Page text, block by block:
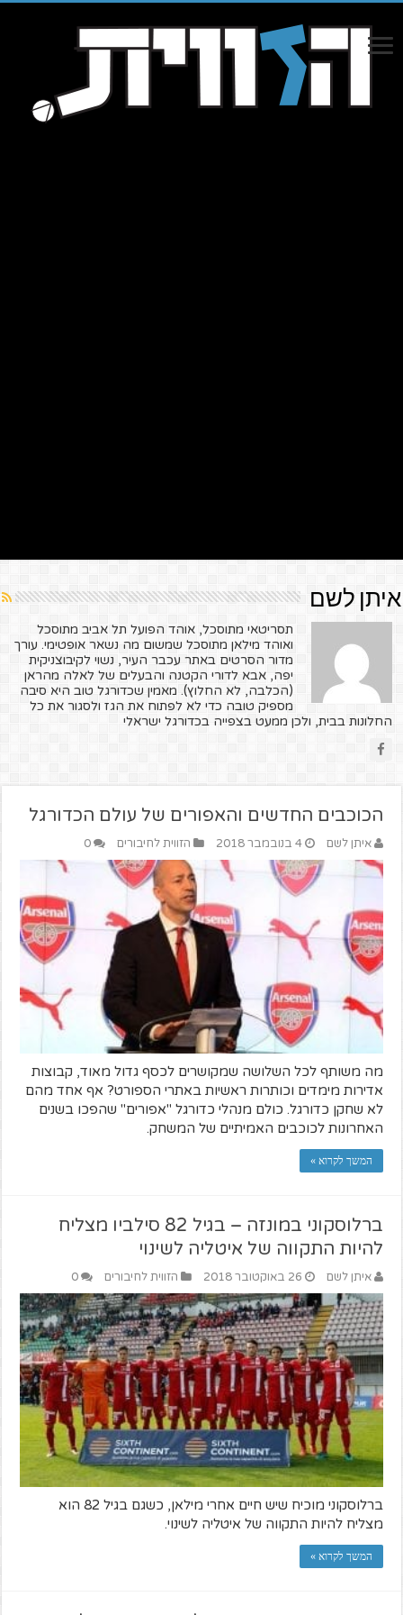
איתן לשם
תסריטאי מתוסכל, אוהד הפועל תל אביב מתוסכל
ואוהד מילאן מתוסכל שמשום מה נשאר אופטימי. עורך
מדור הסרטים באתר עכבר העיר, נשוי לקיבוצניקית
יפה, אבא לדורי הקטנה והבעלים של לאלה מהראן
(הכלבה, לא החלוץ). מאמין שכדורגל טוב היא סיבה
מספיק טובה כדי לא לפתוח את הגז ולסגור את כל
החלונות בבית, ולכן ממעט בצפייה בכדורגל ישראלי
הכוכבים החדשים והאפורים של עולם הכדורגל
איתן לשם 4 בנובמבר 2018 הזווית לחיבורים 0
מה משותף לכל השלושה שמקושרים לכסף גדול מאוד, קבוצות
אדירות מימדים וכותרות ראשיות באתרי הספורט? אף אחד מהם
לא שחקן כדורגל. כולם מנהלי כדורגל "אפורים" שהפכו בשנים
האחרונות לכוכבים האמיתיים של המשחק.
המשך לקרוא »
ברלוסקוני במונזה – בגיל 82 סילביו מצליח
להיות התקווה של איטליה לשינוי
איתן לשם 26 באוקטובר 2018 הזווית לחיבורים 0
ברלוסקוני מוכיח שיש חיים אחרי מילאן, כשגם בגיל 82 הוא
מצליח להיות התקווה של איטליה לשינוי.
המשך לקרוא »